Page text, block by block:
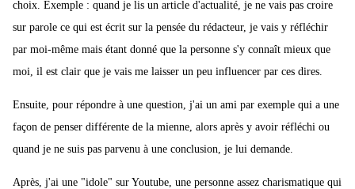
choix. Exemple : quand je lis un article d'actualité, je ne vais pas croire
sur parole ce qui est écrit sur la pensée du rédacteur, je vais y réfléchir
par moi-même mais étant donné que la personne s'y connaît mieux que
moi, il est clair que je vais me laisser un peu influencer par ces dires.
Ensuite, pour répondre à une question, j'ai un ami par exemple qui a une
façon de penser différente de la mienne, alors après y avoir réfléchi ou
quand je ne suis pas parvenu à une conclusion, je lui demande.
Après, j'ai une "idole" sur Youtube, une personne assez charismatique qui